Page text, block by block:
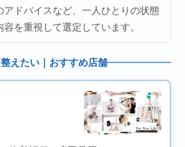
アドバイスなど、一人ひとりの状態
を重視して選定しています。
えたい｜おすすめ店舗